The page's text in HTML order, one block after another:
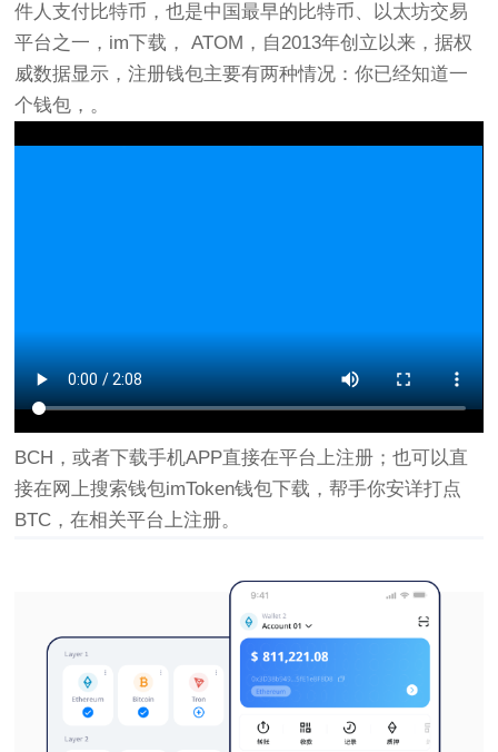
件人支付比特币，也是中国最早的比特币、以太坊交易
平台之一，im下载， ATOM，自2013年创立以来，据权
威数据显示，注册钱包主要有两种情况：你已经知道一
个钱包，。
BCH，或者下载手机APP直接在平台上注册；也可以直
接在网上搜索钱包imToken钱包下载，帮手你安详打点
BTC，在相关平台上注册。